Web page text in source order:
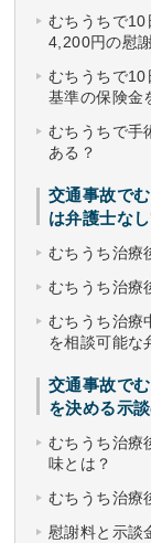
むちうちで10
4,200円の慰
むちうちで10
基準の保険金
むちうちで手
ある？
交通事故で
は弁護士な
むちうち治療
むちうち治療
むちうち治療
を相談可能な
交通事故で
を決める示
むちうち治療
味とは？
むちうち治療
慰謝料と示談